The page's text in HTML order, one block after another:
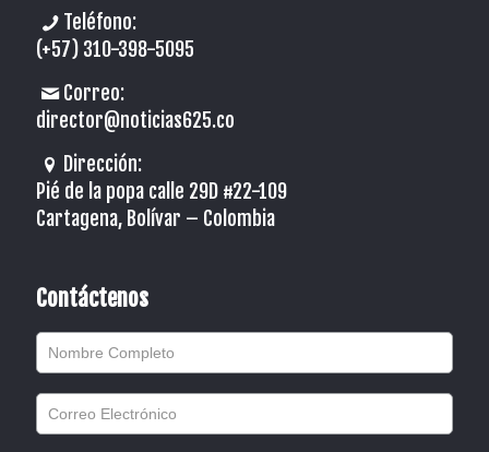
Teléfono:
(+57) 310-398-5095
Correo:
director@noticias625.co
Dirección:
Pié de la popa calle 29D #22-109
Cartagena, Bolívar – Colombia
Contáctenos